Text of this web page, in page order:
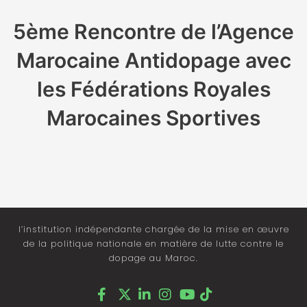
5ème Rencontre de l’Agence
Marocaine Antidopage avec
les Fédérations Royales
Marocaines Sportives
l’institution indépendante chargée de la mise en œuvre
de la politique nationale en matière de lutte contre le
dopage au Maroc.